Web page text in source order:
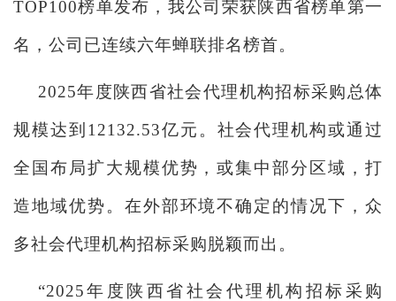
TOP100榜单发布，我公司荣获陕西省榜单第一
名，公司已连续六年蝉联排名榜首。
2025年度陕西省社会代理机构招标采购总体
规模达到12132.53亿元。社会代理机构或通过
全国布局扩大规模优势，或集中部分区域，打
造地域优势。在外部环境不确定的情况下，众
多社会代理机构招标采购脱颖而出。
“2025年度陕西省社会代理机构招标采购